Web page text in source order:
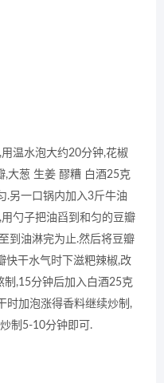
温水泡大约20分钟,花椒
,大葱 生姜 醪糟 白酒25克
.另一口锅内加入3斤牛油
勺子把油舀到和匀的豆瓣
到油淋完为止.然后将豆瓣
快干水气时下滋粑辣椒,改
制,15分钟后加入白酒25克
时加泡涨得香料继续炒制,
制5-10分钟即可.